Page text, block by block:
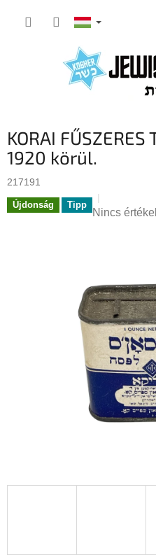
KORAI FŰSZERES
1920 körül.
217191
Újdonság Tipp
A
ből
0,0
csillag.
Nincs